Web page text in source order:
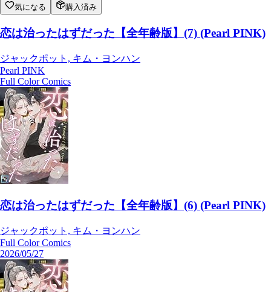
気になる 購入済み
恋は治ったはずだった【全年齢版】(7) (Pearl PINK)
ジャックポット, キム・ヨンハン
Pearl PINK
Full Color Comics
恋は治ったはずだった【全年齢版】(6) (Pearl PINK)
ジャックポット, キム・ヨンハン
Full Color Comics
2026/05/27